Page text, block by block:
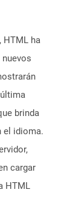
HTML ha
brinda
el idioma.
cargar
HTML